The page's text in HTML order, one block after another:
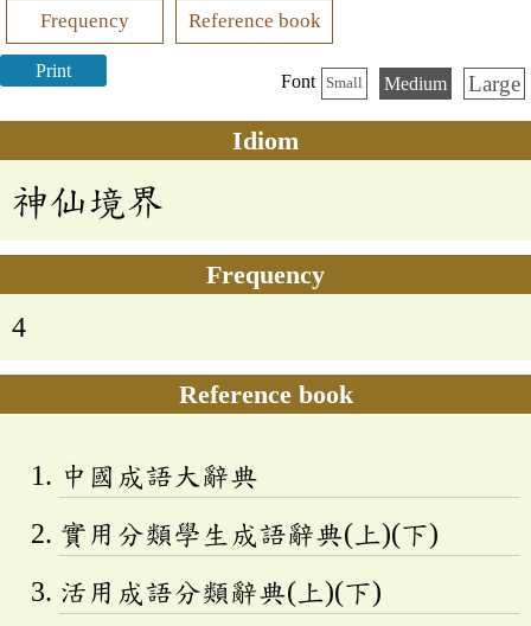
Frequency Reference book
Print
Font Small Medium Large
Idiom
神仙境界
Frequency
4
Reference book
中國成語大辭典
實用分類學生成語辭典(上)(下)
活用成語分類辭典(上)(下)